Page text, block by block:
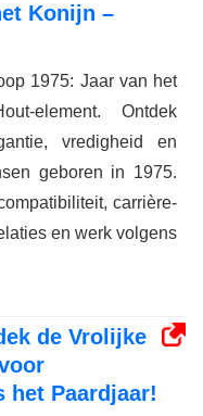
Konijn –
1975: Jaar van het
element. Ontdek
vredigheid en
geboren in 1975.
carrière-
en werk volgens
de Vrolijke
het Paardjaar!